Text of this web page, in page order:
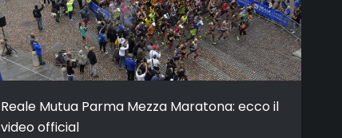
Reale Mutua Parma Mezza Maratona: ecco il
video official